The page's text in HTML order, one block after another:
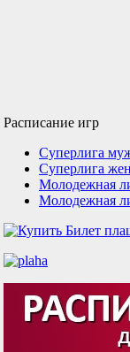
Расписание игр
Суперлига
Суперлига
Молодежная
Молодежная